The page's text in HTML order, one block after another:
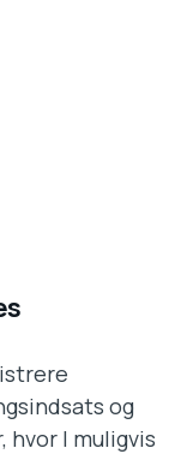
og
I muligvis